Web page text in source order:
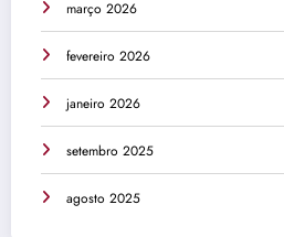
março 2026
fevereiro 2026
janeiro 2026
setembro 2025
agosto 2025